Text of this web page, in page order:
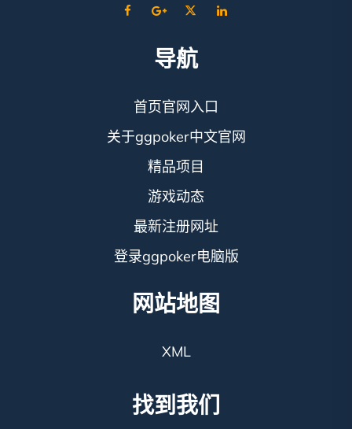
导航
首页官网入口
关于ggpoker中文官网
精品项目
游戏动态
最新注册网址
登录ggpoker电脑版
网站地图
XML
找到我们